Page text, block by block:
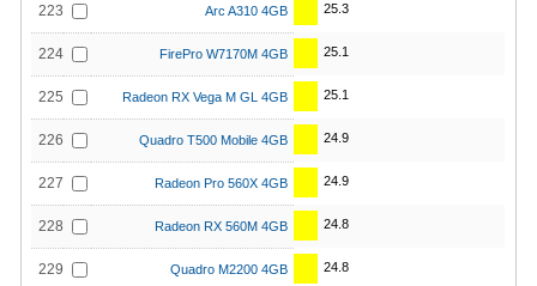
223 Arc A310 4GB 25.3
224 FirePro W7170M 4GB 25.1
225 Radeon RX Vega M GL 4GB 25.1
226 Quadro T500 Mobile 4GB 24.9
227 Radeon Pro 560X 4GB 24.9
228 Radeon RX 560M 4GB 24.8
229 Quadro M2200 4GB 24.8